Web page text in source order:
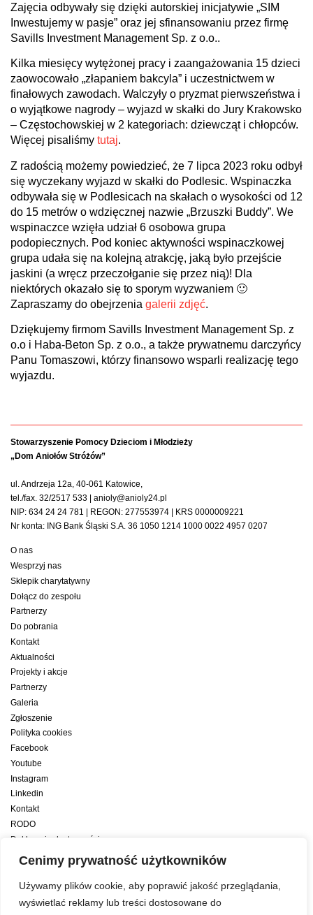
Cenimy prywatność użytkowników
Używamy plików cookie, aby poprawić jakość przeglądania,
wyświetlać reklamy lub treści dostosowane do
Zajęcia odbywały się dzięki autorskiej inicjatywie „SIM
Inwestujemy w pasje” oraz jej sfinansowaniu przez firmę
Savills Investment Management Sp. z o.o..
Kilka miesięcy wytężonej pracy i zaangażowania 15 dzieci
zaowocowało „złapaniem bakcyla” i uczestnictwem w
finałowych zawodach. Walczyły o pryzmat pierwszeństwa i
o wyjątkowe nagrody – wyjazd w skałki do Jury Krakowsko
– Częstochowskiej w 2 kategoriach: dziewcząt i chłopców.
Więcej pisaliśmy tutaj.
Z radością możemy powiedzieć, że 7 lipca 2023 roku odbył
się wyczekany wyjazd w skałki do Podlesic. Wspinaczka
odbywała się w Podlesicach na skałach o wysokości od 12
do 15 metrów o wdzięcznej nazwie „Brzuszki Buddy”. We
wspinaczce wzięła udział 6 osobowa grupa
podopiecznych. Pod koniec aktywności wspinaczkowej
grupa udała się na kolejną atrakcję, jaką było przejście
jaskini (a wręcz przeczołganie się przez nią)! Dla
niektórych okazało się to sporym wyzwaniem 🙂
Zapraszamy do obejrzenia galerii zdjęć.
Dziękujemy firmom Savills Investment Management Sp. z
o.o i Haba-Beton Sp. z o.o., a także prywatnemu darczyńcy
Panu Tomaszowi, którzy finansowo wsparli realizację tego
wyjazdu.
Stowarzyszenie Pomocy Dzieciom i Młodzieży
„Dom Aniołów Stróżów”
ul. Andrzeja 12a, 40-061 Katowice,
tel./fax. 32/2517 533 | anioly@anioly24.pl
NIP: 634 24 24 781 | REGON: 277553974 | KRS 0000009221
Nr konta: ING Bank Śląski S.A. 36 1050 1214 1000 0022 4957 0207
O nas
Wesprzyj nas
Sklepik charytatywny
Dołącz do zespołu
Partnerzy
Do pobrania
Kontakt
Aktualności
Projekty i akcje
Partnerzy
Galeria
Zgłoszenie
Polityka cookies
Facebook
Youtube
Instagram
Linkedin
Kontakt
RODO
Deklaracja dostępności
Deklaracja dostępności cyfrowej
konsultanta amerykańskiego programu zarządzania przez cele Best